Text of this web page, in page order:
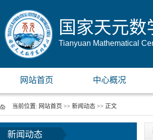
国家天元
Tianyuan Mathematical
网站首页 中心概况
当前位置: 网站首页 >> 新闻动态 >> 正文
新闻动态